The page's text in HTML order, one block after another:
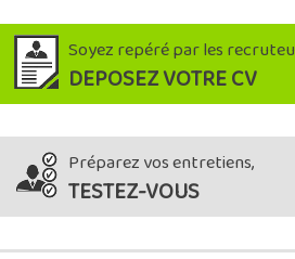
Soyez repéré par les
DEPOSEZ VOTRE CV
Préparez vos entretiens,
TESTEZ-VOUS